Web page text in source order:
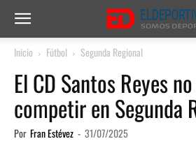
Inicio Fútbol Segunda Regional
El CD Santos Reyes
competir en Segunda
Por Fran Estévez - 31/07/2025